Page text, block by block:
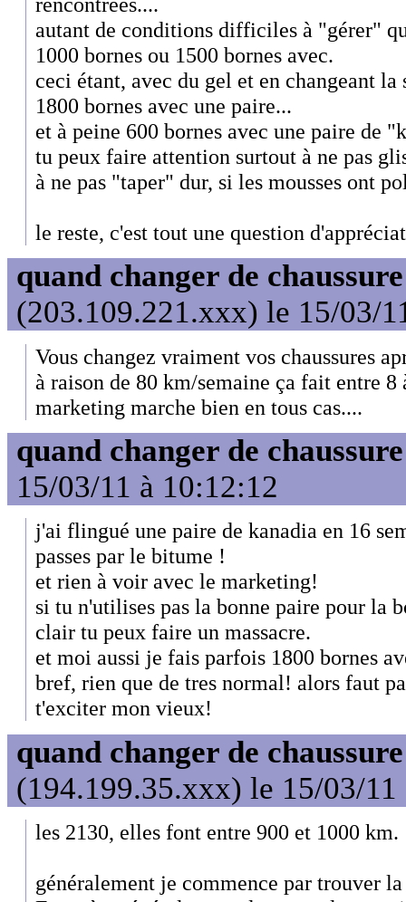
autant de conditions difficiles à "gérer"
1000 bornes ou 1500 bornes avec.
ceci étant, avec du gel et en changeant
1800 bornes avec une paire...
et à peine 600 bornes avec une paire de
tu peux faire attention surtout à ne pas
à ne pas "taper" dur, si les mousses ont
le reste, c'est tout une question
quand changer de chaussure
(203.109.221.xxx) le 15/03/
Vous changez vraiment vos chaussures
à raison de 80 km/semaine ça fait entre 8
marketing marche bien en tous cas....
quand changer de chaussure
15/03/11 à 10:12:12
j'ai flingué une paire de kanadia en 16
passes par le bitume !
et rien à voir avec le marketing!
si tu n'utilises pas la bonne paire pour la
clair tu peux faire un massacre.
et moi aussi je fais parfois 1800 bornes
bref, rien que de tres normal! alors faut
t'exciter mon vieux!
quand changer de chaussure
(194.199.35.xxx) le 15/03/11
les 2130, elles font entre 900 et 1000 km.
généralement je commence par trouver